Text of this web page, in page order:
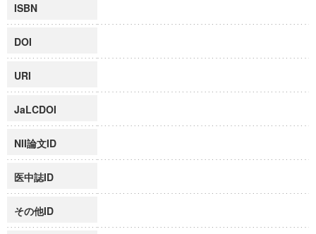
ISBN
DOI
URI
JaLCDOI
NII論文ID
医中誌ID
その他ID